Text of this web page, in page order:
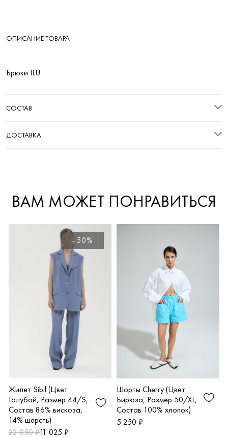
ОПИСАНИЕ ТОВАРА
Брюки ILU
СОСТАВ
ДОСТАВКА
ВАМ МОЖЕТ ПОНРАВИТЬСЯ
–50%
Жилет Sibil (Цвет
Голубой, Размер 44/S,
Состав 86% вискоза,
14% шерсть)
22 050 ₽11 025 ₽
Шорты Cherry (Цвет
Бирюза, Размер 50/XL,
Состав 100% хлопок)
5 250 ₽